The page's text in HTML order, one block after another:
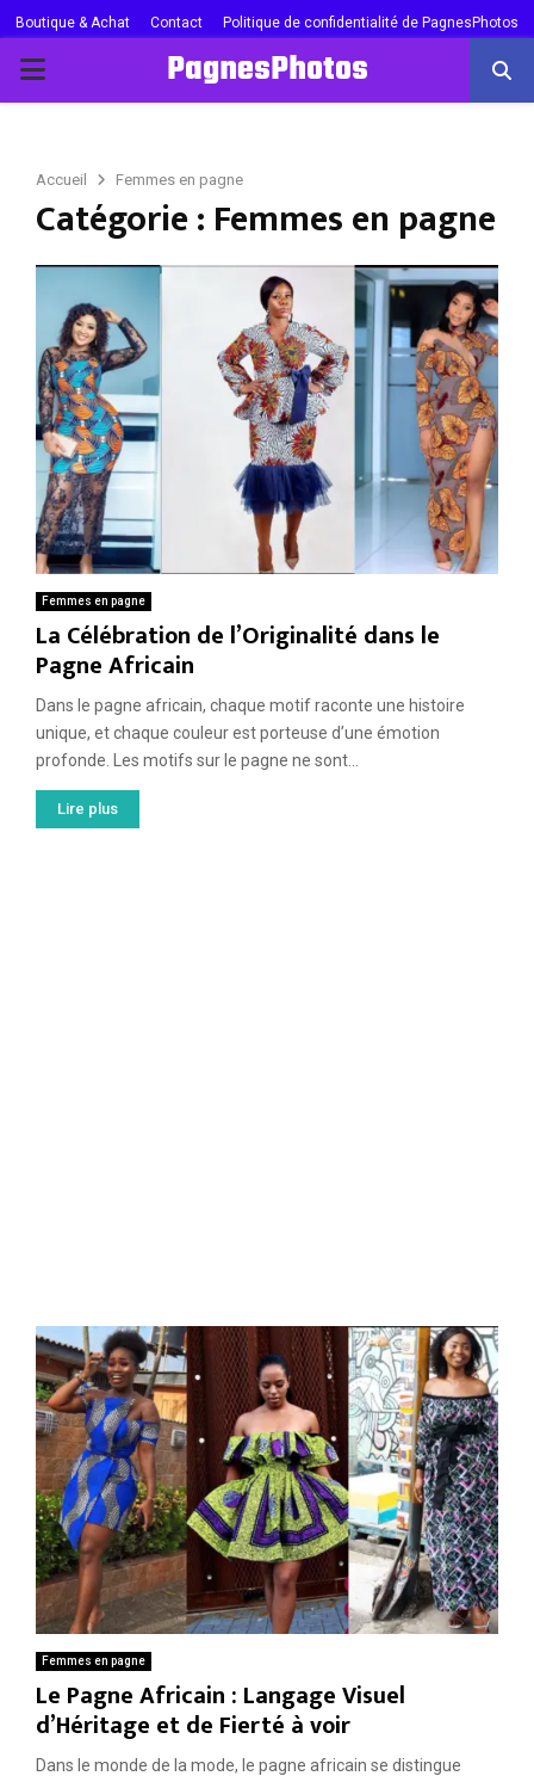
Boutique & Achat Contact Politique de confidentialité de PagnesPhotos
PRIMARY
PagnesPhotos
Accueil Femmes en pagne
Catégorie : Femmes en pagne
Femmes en pagne
La Célébration de l’Originalité dans le
Pagne Africain
Dans le pagne africain, chaque motif raconte une histoire
unique, et chaque couleur est porteuse d’une émotion
profonde. Les motifs sur le pagne ne sont...
Lire plus
Femmes en pagne
Le Pagne Africain : Langage Visuel
d’Héritage et de Fierté à voir
Dans le monde de la mode, le pagne africain se distingue